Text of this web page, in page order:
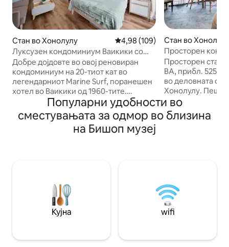
Стан во Хонолулу Просечна оцена: 4,98 од 5,
4,98 (109)
Луксузен кондоминиум Ваикики со
ретро шарм и БЕСПЛАТЕН ПАРКИНГ
Добре дојдовте во овој реновиран
кондоминиум на 20-тиот кат во
легендарниот Marine Surf, поранешен
хотел во Ваикики од 1960-тите.
Уживајте во ретро шарм со модерен
луксуз, вклучувајќи делумен поглед
кон океанот, БЕСПЛАТЕН подземен
паркинг, ултрабрз 1 гигабитов
кревет (широк 150-179 см) и кауч на
спуштање, совршен е за парови или
семејства. Резервирајте го вашето
парче рај денес и откријте ја
Ваикики.
Стан во
Просторен
соба во
БЕСПЛАТЕН
Просторен стан
BA, прибл. 525 сф. Погодно
во деловната
Хонолулу.
погодни
автобуски
30 минути
работен
автобус или со
изнајмување,
истражите
Популарни удобности во
сместувањата за одмор во близина
на Бишоп музеј
Кујна wifi